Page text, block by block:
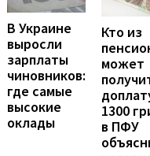
В Украине
выросли
зарплаты
чиновников:
где самые
высокие
оклады
Кто из
может
1300
в ПФУ